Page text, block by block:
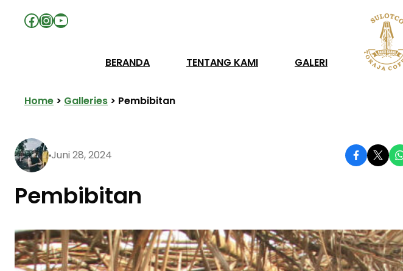
Facebook
Instagram
YouTube
BERANDA TENTANG KAMI GALERI
Home > Galleries > Pembibitan
Juni 28, 2024
Pembibitan